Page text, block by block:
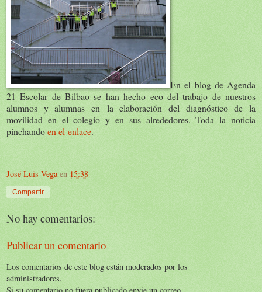
En el blog de Agenda
21 Escolar de Bilbao se han hecho eco del trabajo de nuestros
alumnos y alumnas en la elaboración del diagnóstico de la
movilidad en el colegio y en sus alrededores. Toda la noticia
pinchandoen el enlace.
José Luis Vega en 15:38
Compartir
No hay comentarios:
Publicar un comentario
Los comentarios de este blog están moderados por los
administradores.
Si su comentario no fuera publicado envíe un correo